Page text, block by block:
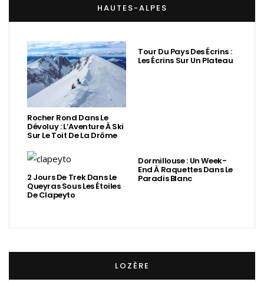
HAUTES-ALPES
Rocher Rond Dans Le
Dévoluy : L’Aventure À Ski
Sur Le Toit De La Drôme
Tour Du Pays Des Écrins :
Les Écrins Sur Un Plateau
2 Jours De Trek Dans Le
Queyras Sous Les Étoiles
De Clapeyto
Dormillouse : Un Week-
End À Raquettes Dans Le
Paradis Blanc
LOZÈRE